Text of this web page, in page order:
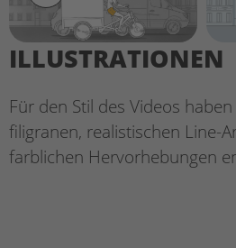
ILLUSTRATIONEN
Für den Stil des Videos
filigranen, realistischen Line-
farblichen Hervorhebungen